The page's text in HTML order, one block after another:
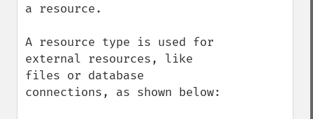
a resource.
A resource type is used for
external resources, like
files or database
connections, as shown below: